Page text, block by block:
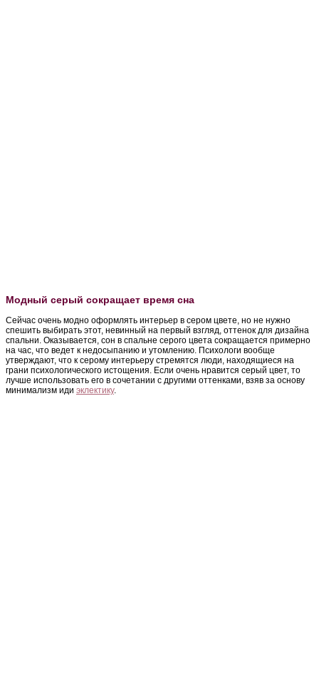
Модный серый сокращает время сна
Сейчас очень модно оформлять интерьер в сером цвете, но не нужно
спешить выбирать этот, невинный на первый взгляд, оттенок для дизайна
спальни. Оказывается, сон в спальне серого цвета сокращается примерно
на час, что ведет к недосыпанию и утомлению. Психологи вообще
утверждают, что к серому интерьеру стремятся люди, находящиеся на
грани психологического истощения. Если очень нравится серый цвет, то
лучше использовать его в сочетании с другими оттенками, взяв за основу
минимализм иди эклектику.